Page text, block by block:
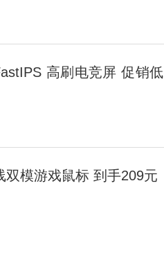
高刷电竞屏 促销低
模游戏鼠标 到手209元